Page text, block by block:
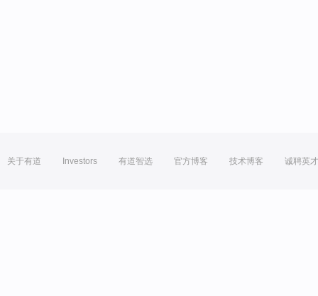
关于有道 Investors 有道智选 官方博客 技术博客 诚聘英才